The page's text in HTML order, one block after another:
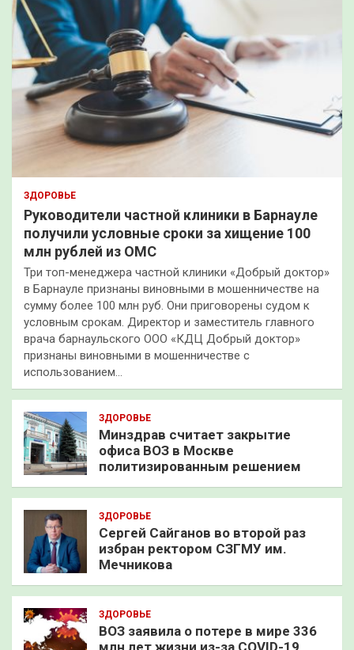
ЗДОРОВЬЕ
Руководители частной клиники в Барнауле
получили условные сроки за хищение 100
млн рублей из ОМС
Три топ-менеджера частной клиники «Добрый доктор»
в Барнауле признаны виновными в мошенничестве на
сумму более 100 млн руб. Они приговорены судом к
условным срокам. Директор и заместитель главного
врача барнаульского ООО «КДЦ Добрый доктор»
признаны виновными в мошенничестве с
использованием…
ЗДОРОВЬЕ
Минздрав считает закрытие
офиса ВОЗ в Москве
политизированным решением
ЗДОРОВЬЕ
Сергей Сайганов во второй раз
избран ректором СЗГМУ им.
Мечникова
ЗДОРОВЬЕ
ВОЗ заявила о потере в мире 336
млн лет жизни из-за COVID-19